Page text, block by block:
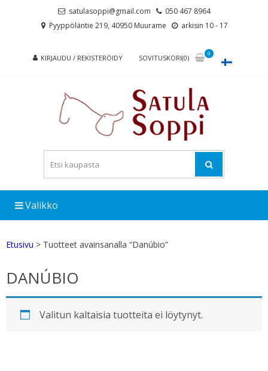
satulasoppi@gmail.com
050 467 8964
Pyyppöläntie 219, 40950 Muurame
arkisin 10 - 17
KIRJAUDU / REKISTERÖIDY SOVITUSKORI(0)
0
Valikko
Etusivu > Tuotteet avainsanalla “Danúbio”
DANÚBIO
Valitun kaltaisia tuotteita ei löytynyt.